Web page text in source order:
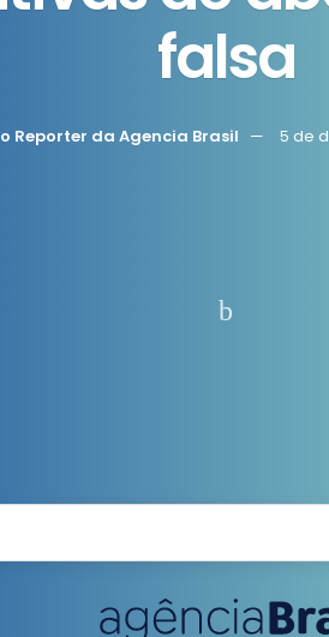
falsa
Reporter da Agencia Brasil 5 de